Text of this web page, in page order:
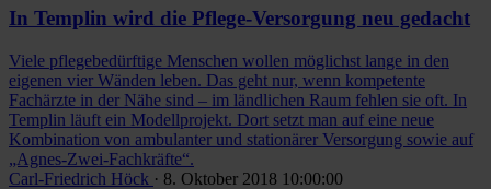
In Templin wird die Pflege-Versorgung neu gedacht
Viele pflegebedürftige Menschen wollen möglichst lange in den
eigenen vier Wänden leben. Das geht nur, wenn kompetente
Fachärzte in der Nähe sind – im ländlichen Raum fehlen sie oft. In
Templin läuft ein Modellprojekt. Dort setzt man auf eine neue
Kombination von ambulanter und stationärer Versorgung sowie auf
„Agnes-Zwei-Fachkräfte“.
Carl-Friedrich Höck · 8. Oktober 2018 10:00:00